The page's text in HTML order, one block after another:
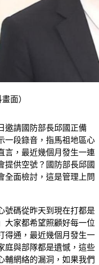
面）
邀請國防部長邱國正備
一段錄音，指馬祖地區心
言，最近幾個月發生一連
提供空號？國防部長邱國
全面檢討，這是管理上問
號碼從昨天到現在打都是
大家都希望照顧好每一位
得通，最近幾個月發生一
庭與部隊都是遺憾，這些
輔網絡的漏洞，如果我們